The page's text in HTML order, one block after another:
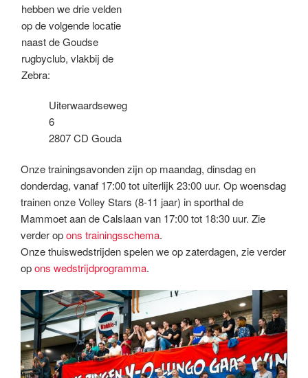
hebben we drie velden
op de volgende locatie
naast de Goudse
rugbyclub, vlakbij de
Zebra:
Uiterwaardseweg
6
2807 CD Gouda
Onze trainingsavonden zijn op maandag, dinsdag en
donderdag, vanaf 17:00 tot uiterlijk 23:00 uur. Op woensdag
trainen onze Volley Stars (8-11 jaar) in sporthal de
Mammoet aan de Calslaan van 17:00 tot 18:30 uur. Zie
verder opons trainingsschema.
Onze thuiswedstrijden spelen we op zaterdagen, zie verder
opons wedstrijdprogramma.